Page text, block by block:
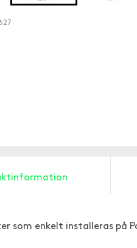
som enkelt installeras på